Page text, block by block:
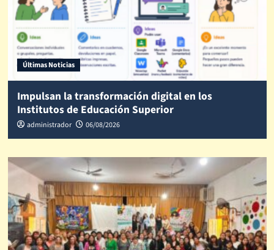
Últimas Noticias
Impulsan la transformación digital en los
Institutos de Educación Superior
administrador 06/08/2026